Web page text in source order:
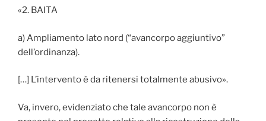
«2. BAITA
a) Ampliamento lato nord (“avancorpo aggiuntivo”
dell’ordinanza).
[…] L’intervento è da ritenersi totalmente abusivo».
Va, invero, evidenziato che tale avancorpo non è